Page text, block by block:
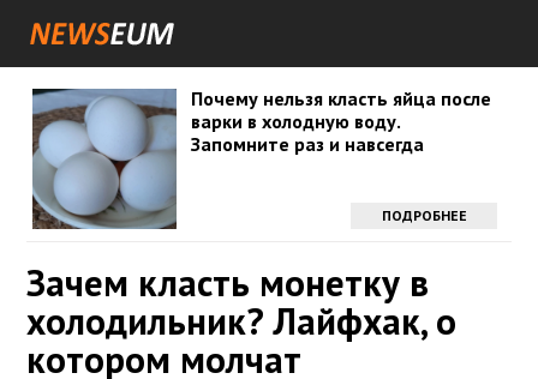
Почему нельзя класть яйца после
варки в холодную воду.
Запомните раз и навсегда
ПОДРОБНЕЕ
Зачем класть монетку в
холодильник? Лайфхак, о
котором молчат